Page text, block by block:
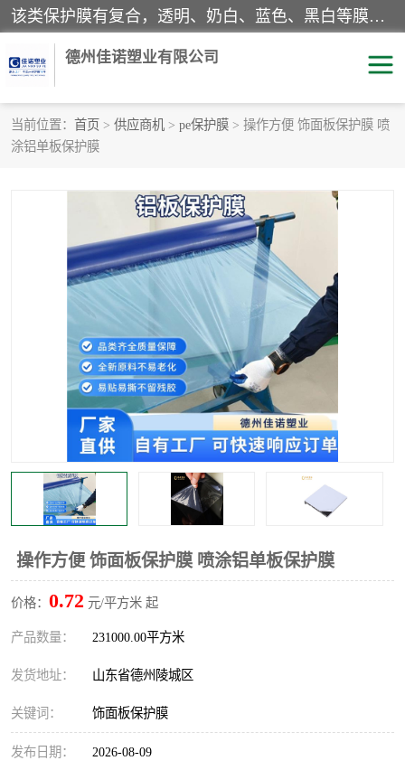
该类保护膜有复合，透明、奶白、蓝色、黑白等膜型。特高粘，高粘，中高粘，中粘，中低粘，低粘等。对于不同的粘力要求有相应的产品相适配。无胶渍残留污染。在较宽的收卷幅度下平整无皱纹，收卷长度大，利于机械化及自动化施工粘贴。为您的产品提供的表面保护解决方案。 产品广泛适用于：铝材、不锈钢、金属、塑料、电子、家电、家具、玻璃、化工材料、装饰材料等。
德州佳诺塑业有限公司
当前位置： 首页 > 供应商机 > pe保护膜 > 操作方便 饰面板保护膜 喷
涂铝单板保护膜
操作方便 饰面板保护膜 喷涂铝单板保护膜
价格： 0.72 元/平方米 起
产品数量： 231000.00平方米
发货地址： 山东省德州陵城区
关键词： 饰面板保护膜
发布日期： 2026-08-09
pe保护膜
家具保护膜
拉伸缠绕膜 透明保护膜
黑白保护膜 乳白保护膜
明蓝保护膜 纯黑保护膜
印字保护膜 彩钢板保护膜
不绣钢板保护膜 两边上胶保护膜
窗缝阻风胶带 铝板保护膜
不锈钢板保护膜 一次性隔离膜